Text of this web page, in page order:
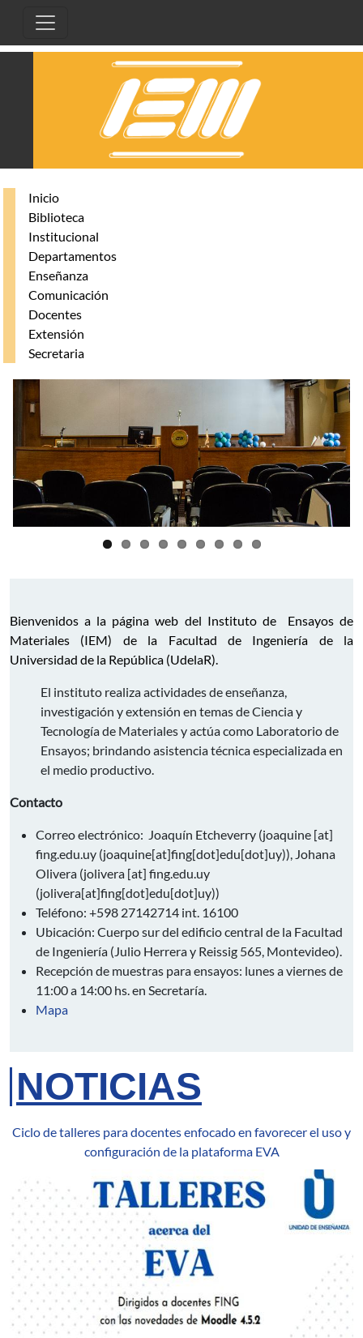
Inicio
Biblioteca
Institucional
Departamentos
Enseñanza
Comunicación
Docentes
Extensión
Secretaria
Bienvenidos a la página web del Instituto de Ensayos de
Materiales (IEM) de la Facultad de Ingeniería de la
Universidad de la República (UdelaR).
El instituto realiza actividades de enseñanza,
investigación y extensión en temas de Ciencia y
Tecnología de Materiales y actúa como Laboratorio de
Ensayos; brindando asistencia técnica especializada en
el medio productivo.
Contacto
Correo electrónico: Joaquín Etcheverry (joaquine [at]
fing.edu.uy (joaquine[at]fing[dot]edu[dot]uy)), Johana
Olivera (jolivera [at] fing.edu.uy
(jolivera[at]fing[dot]edu[dot]uy))
Teléfono: +598 27142714 int. 16100
Ubicación: Cuerpo sur del edificio central de la Facultad
de Ingeniería (Julio Herrera y Reissig 565, Montevideo).
Recepción de muestras para ensayos: lunes a viernes de
11:00 a 14:00 hs. en Secretaría.
Mapa
NOTICIAS
Ciclo de talleres para docentes enfocado en favorecer el uso y
configuración de la plataforma EVA